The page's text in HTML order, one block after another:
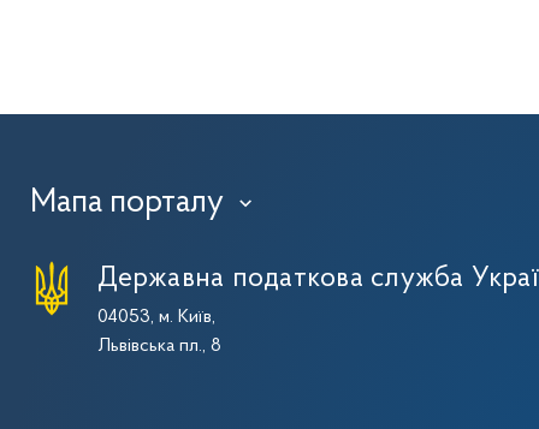
Мапа порталу ›
Державна податкова служба
04053, м. Київ,
Львівська пл., 8